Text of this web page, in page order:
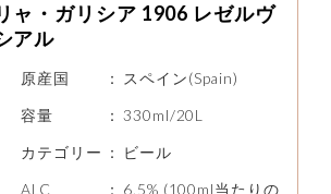
ャ・ガリシア 1906 レゼルヴ
アル
原産国 ：
スペイン(Spain)
容量
： 330ml/20L
カテゴリー ：
ビール
ALC
： 6.5% (100ml当たりの